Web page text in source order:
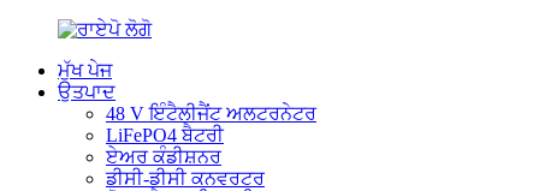
ਮੁੱਖ ਪੇਜ
ਉਤਪਾਦ
48 V ਇੰਟੈਲੀਜੈਂਟ ਅਲਟਰਨੇਟਰ
LiFePO4 ਬੈਟਰੀ
ਏਅਰ ਕੰਡੀਸ਼ਨਰ
ਡੀਸੀ-ਡੀਸੀ ਕਨਵਰਟਰ